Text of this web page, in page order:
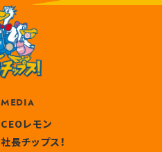
MEDIA
CEOレモン
社長チップス！